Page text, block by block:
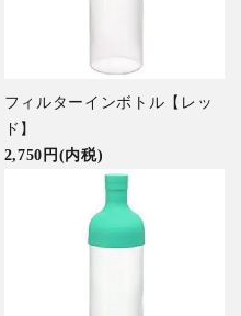
フィルターインボトル【レッ
ド】
2,750円(内税)